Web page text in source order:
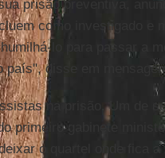
prisão preventiva,
como investigado e
lo para passar a
disse em mensagem.
na prisão. Um de
primeiro gabinete
o quartel onde fica